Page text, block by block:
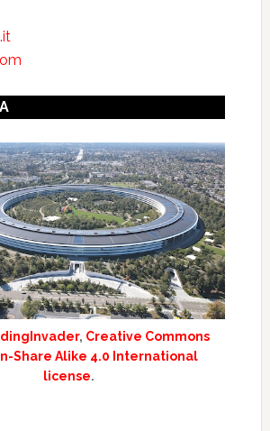
, Creative Commons
Share Alike 4.0 International
license.